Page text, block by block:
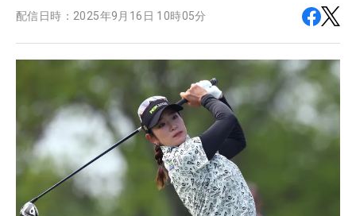
配信日時： 2025年9月16日 10時05分